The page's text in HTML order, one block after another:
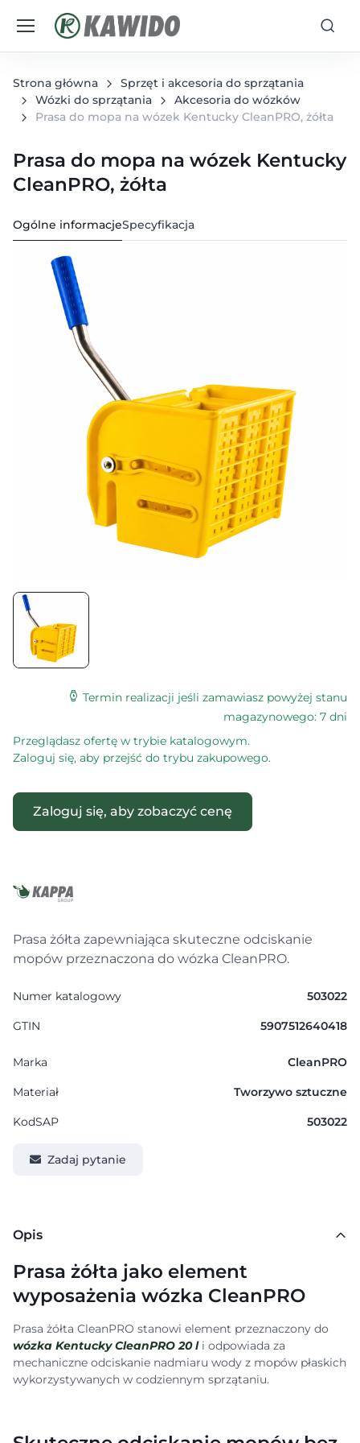
Strona główna
Sprzęt i akcesoria do sprzątania
Wózki do sprzątania
Akcesoria do wózków
Prasa do mopa na wózek Kentucky CleanPRO, żółta
Prasa do mopa na wózek Kentucky
CleanPRO, żółta
Ogólne informacjeSpecyfikacja
Termin realizacji jeśli zamawiasz powyżej stanu
magazynowego: 7 dni
Przeglądasz ofertę w trybie katalogowym.
Zaloguj się, aby przejść do trybu zakupowego.
Zaloguj się, aby zobaczyć cenę
Prasa żółta zapewniająca skuteczne odciskanie
mopów przeznaczona do wózka CleanPRO.
Numer katalogowy 503022
GTIN 5907512640418
Marka CleanPRO
Materiał Tworzywo sztuczne
KodSAP 503022
Zadaj pytanie
Opis
Prasa żółta jako element
wyposażenia wózka CleanPRO
Prasa żółta CleanPRO stanowi element przeznaczony do
wózka Kentucky CleanPRO 20 li odpowiada za
mechaniczne odciskanie nadmiaru wody z mopów płaskich
wykorzystywanych w codziennym sprzątaniu.